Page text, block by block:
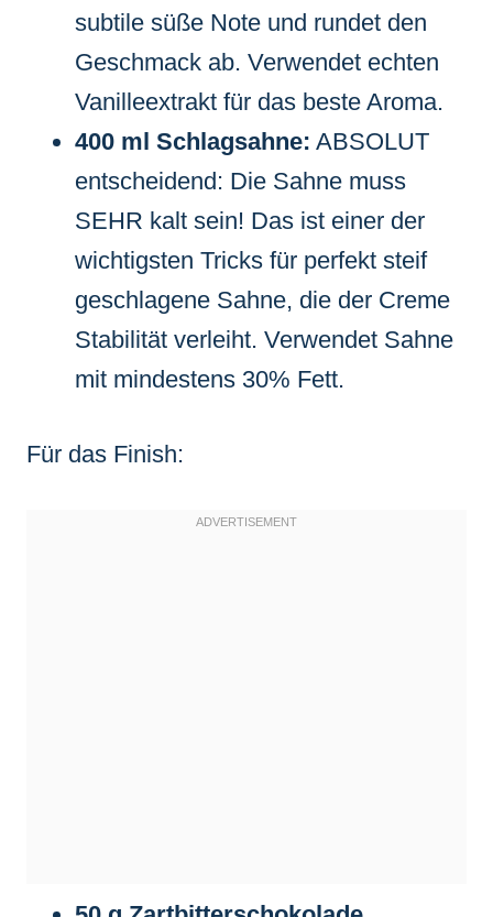
subtile süße Note und rundet den
Geschmack ab. Verwendet echten
Vanilleextrakt für das beste Aroma.
400 ml Schlagsahne: ABSOLUT
entscheidend: Die Sahne muss
SEHR kalt sein! Das ist einer der
wichtigsten Tricks für perfekt steif
geschlagene Sahne, die der Creme
Stabilität verleiht. Verwendet Sahne
mit mindestens 30% Fett.
Für das Finish: